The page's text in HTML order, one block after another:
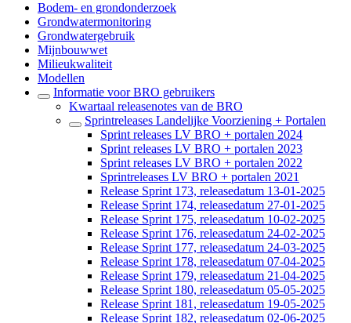
Bodem- en grondonderzoek
Grondwatermonitoring
Grondwatergebruik
Mijnbouwwet
Milieukwaliteit
Modellen
Informatie voor BRO gebruikers
Kwartaal releasenotes van de BRO
Sprintreleases Landelijke Voorziening + Portalen
Sprint releases LV BRO + portalen 2024
Sprint releases LV BRO + portalen 2023
Sprint releases LV BRO + portalen 2022
Sprintreleases LV BRO + portalen 2021
Release Sprint 173, releasedatum 13-01-2025
Release Sprint 174, releasedatum 27-01-2025
Release Sprint 175, releasedatum 10-02-2025
Release Sprint 176, releasedatum 24-02-2025
Release Sprint 177, releasedatum 24-03-2025
Release Sprint 178, releasedatum 07-04-2025
Release Sprint 179, releasedatum 21-04-2025
Release Sprint 180, releasedatum 05-05-2025
Release Sprint 181, releasedatum 19-05-2025
Release Sprint 182, releasedatum 02-06-2025